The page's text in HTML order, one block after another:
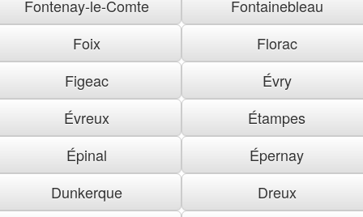
Fontenay-le-Comte
Fontainebleau
Foix
Florac
Figeac
Évry
Évreux
Étampes
Épinal
Épernay
Dunkerque
Dreux